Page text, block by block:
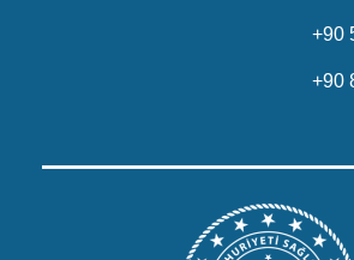
+90
+90